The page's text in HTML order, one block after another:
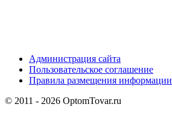
Администрация сайта
Пользовательское соглашение
Правила размещения информации
© 2011 - 2026 OptomTovar.ru